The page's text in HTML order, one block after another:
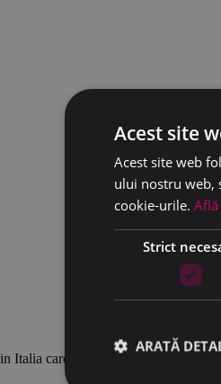
Italia care a inceput sa exporte
Acest site
Acest site web
ului nostru web,
cookie-urile.
Strict
ARATĂ